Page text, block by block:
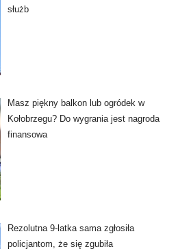
służb
Masz piękny balkon lub ogródek w
Kołobrzegu? Do wygrania jest nagroda
finansowa
Rezolutna 9-latka sama zgłosiła
policjantom, że się zgubiła